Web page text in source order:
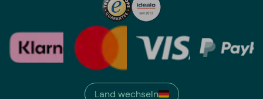
Land wechseln